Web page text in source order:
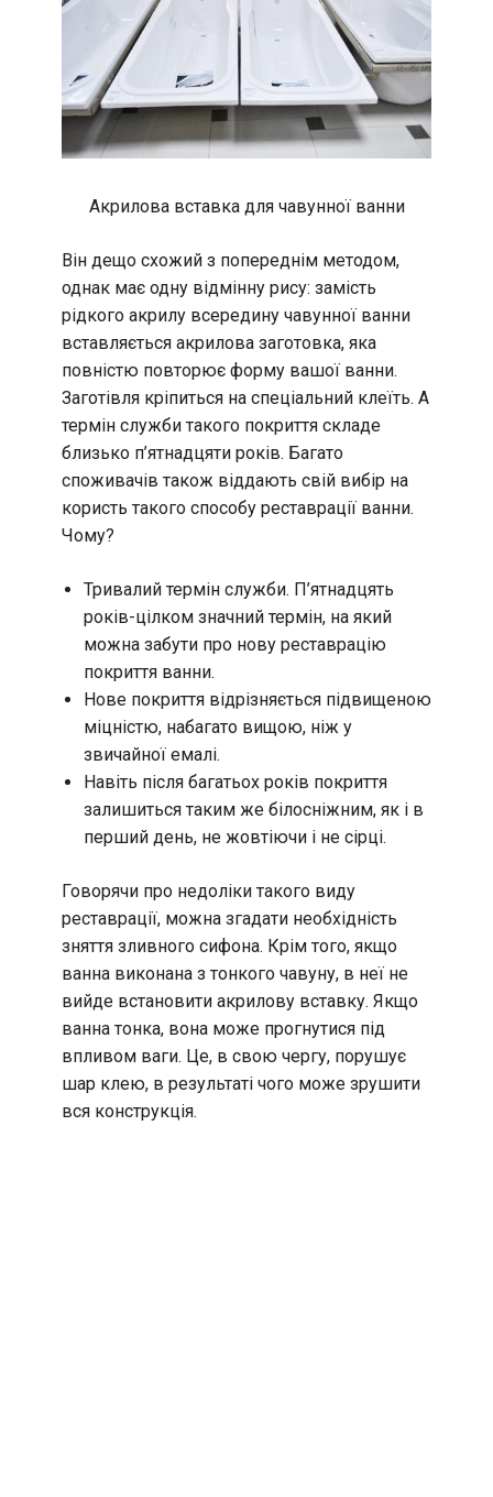
Акрилова вставка для чавунної ванни
Він дещо схожий з попереднім методом,
однак має одну відмінну рису: замість
рідкого акрилу всередину чавунної ванни
вставляється акрилова заготовка, яка
повністю повторює форму вашої ванни.
Заготівля кріпиться на спеціальний клеїть. А
термін служби такого покриття складе
близько п’ятнадцяти років. Багато
споживачів також віддають свій вибір на
користь такого способу реставрації ванни.
Чому?
Тривалий термін служби. П’ятнадцять
років-цілком значний термін, на який
можна забути про нову реставрацію
покриття ванни.
Нове покриття відрізняється підвищеною
міцністю, набагато вищою, ніж у
звичайної емалі.
Навіть після багатьох років покриття
залишиться таким же білосніжним, як і в
перший день, не жовтіючи і не сірці.
Говорячи про недоліки такого виду
реставрації, можна згадати необхідність
зняття зливного сифона. Крім того, якщо
ванна виконана з тонкого чавуну, в неї не
вийде встановити акрилову вставку. Якщо
ванна тонка, вона може прогнутися під
впливом ваги. Це, в свою чергу, порушує
шар клею, в результаті чого може зрушити
вся конструкція.